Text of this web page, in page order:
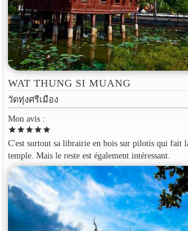
WAT THUNG SI MUANG
วัดทุ่งศรีเมือง
Mon avis :
starstarstarstarstar
C'est surtout sa librairie en bois sur pilotis qui fait
temple. Mais le reste est également intéressant.